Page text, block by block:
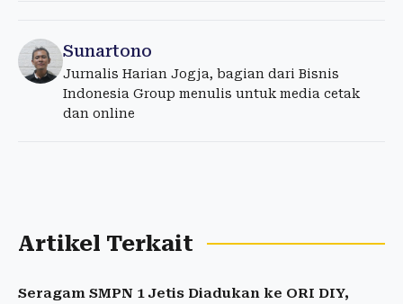
Sunartono
Jurnalis Harian Jogja, bagian dari Bisnis
Indonesia Group menulis untuk media cetak
dan online
Artikel Terkait
Seragam SMPN 1 Jetis Diadukan ke ORI DIY,